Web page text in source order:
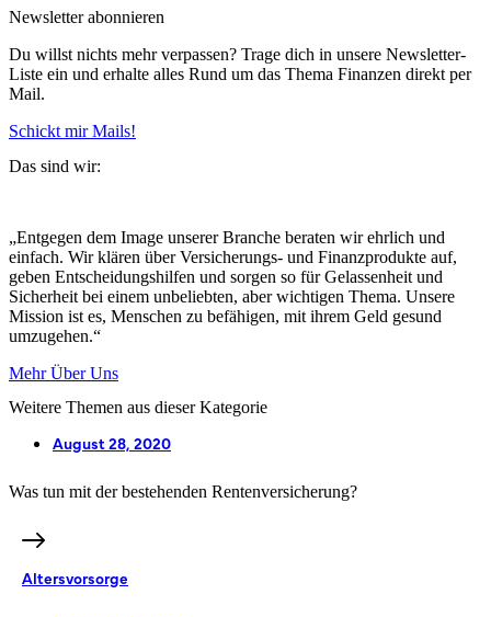
Newsletter abonnieren
Du willst nichts mehr verpassen? Trage dich in unsere Newsletter-
Liste ein und erhalte alles Rund um das Thema Finanzen direkt per
Mail.
Schickt mir Mails!
Das sind wir:
„Entgegen dem Image unserer Branche beraten wir ehrlich und
einfach. Wir klären über Versicherungs- und Finanzprodukte auf,
geben Entscheidungshilfen und sorgen so für Gelassenheit und
Sicherheit bei einem unbeliebten, aber wichtigen Thema. Unsere
Mission ist es, Menschen zu befähigen, mit ihrem Geld gesund
umzugehen.“
Mehr Über Uns
Weitere Themen aus dieser Kategorie
August 28, 2020
Was tun mit der bestehenden Rentenversicherung?
Altersvorsorge